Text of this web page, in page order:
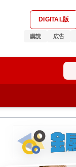
DIGITAL版
購読 広告